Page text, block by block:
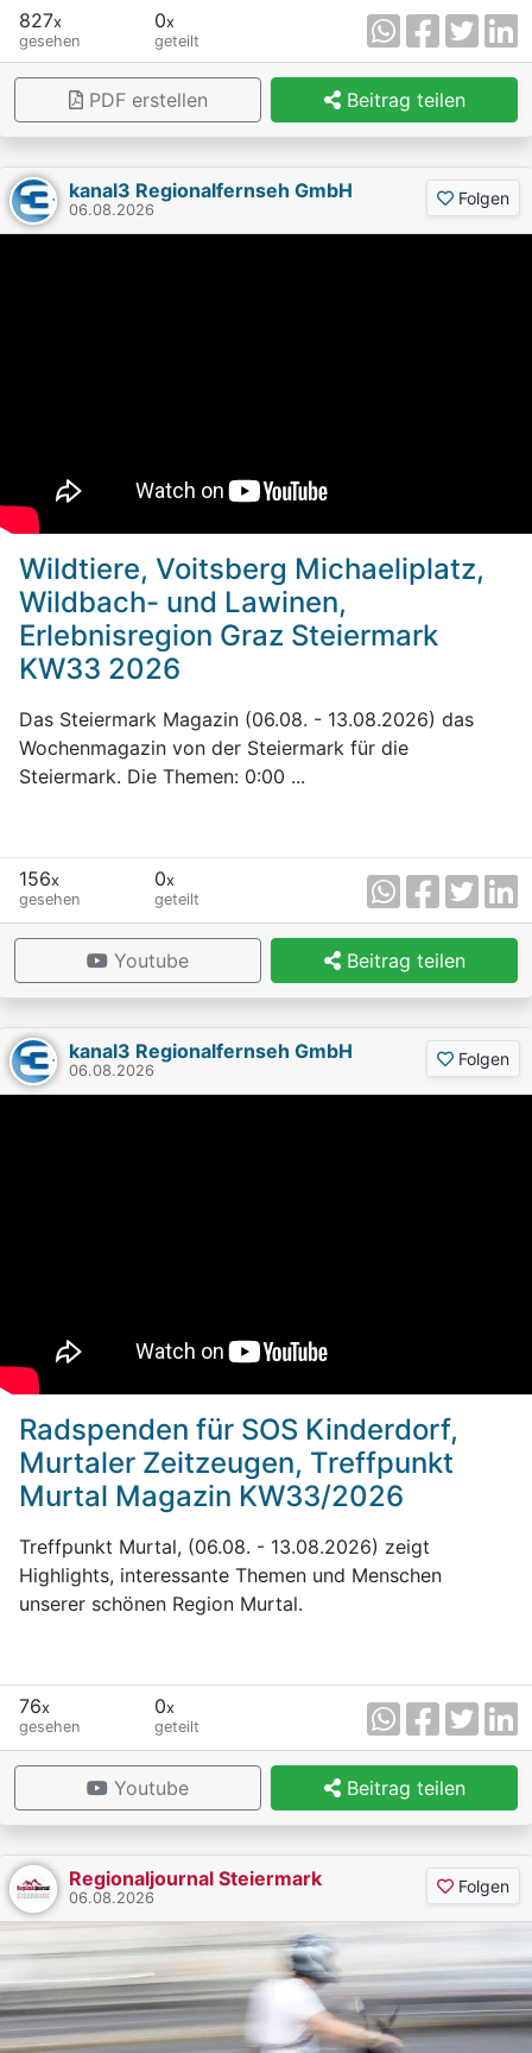
die Einsatzkräfte schließlich die Seitenscheibe mit
einem Federkörner. Das Kind konnte daraufhin wohlauf
aus dem Wagen geholt und sofort vom Roten Kreuz
versorgt werden.
827x
gesehen
0x
geteilt
PDF erstellen Beitrag teilen
kanal3 Regionalfernseh GmbH
06.08.2026
Folgen
Wildtiere, Voitsberg Michaeliplatz,
Wildbach- und Lawinen,
Erlebnisregion Graz Steiermark
KW33 2026
Das Steiermark Magazin (06.08. - 13.08.2026) das
Wochenmagazin von der Steiermark für die
Steiermark. Die Themen: 0:00 ...
156x
gesehen
0x
geteilt
Youtube Beitrag teilen
kanal3 Regionalfernseh GmbH
06.08.2026
Folgen
Radspenden für SOS Kinderdorf,
Murtaler Zeitzeugen, Treffpunkt
Murtal Magazin KW33/2026
Treffpunkt Murtal, (06.08. - 13.08.2026) zeigt
Highlights, interessante Themen und Menschen
unserer schönen Region Murtal.
76x
gesehen
0x
geteilt
Youtube Beitrag teilen
Regionaljournal Steiermark
06.08.2026
Folgen